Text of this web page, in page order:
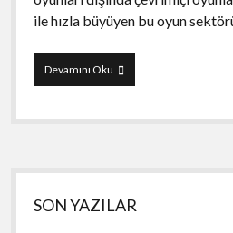
ile hızla büyüyen bu oyun
Devamını OkuTaht
Online
Yan
Menü
SON YAZILAR